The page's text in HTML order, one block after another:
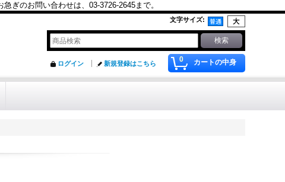
ぎのお問い合わせは、03-3726-2645まで。
文字サイズ:
0 カートの中身
ログイン 新規登録はこちら